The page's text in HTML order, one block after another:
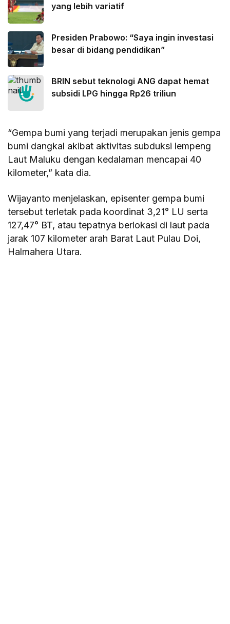
yang lebih variatif
Presiden Prabowo: “Saya ingin investasi
besar di bidang pendidikan”
BRIN sebut teknologi ANG dapat hemat
subsidi LPG hingga Rp26 triliun
“Gempa bumi yang terjadi merupakan jenis gempa
bumi dangkal akibat aktivitas subduksi lempeng
Laut Maluku dengan kedalaman mencapai 40
kilometer,” kata dia.
Wijayanto menjelaskan, episenter gempa bumi
tersebut terletak pada koordinat 3,21° LU serta
127,47° BT, atau tepatnya berlokasi di laut pada
jarak 107 kilometer arah Barat Laut Pulau Doi,
Halmahera Utara.